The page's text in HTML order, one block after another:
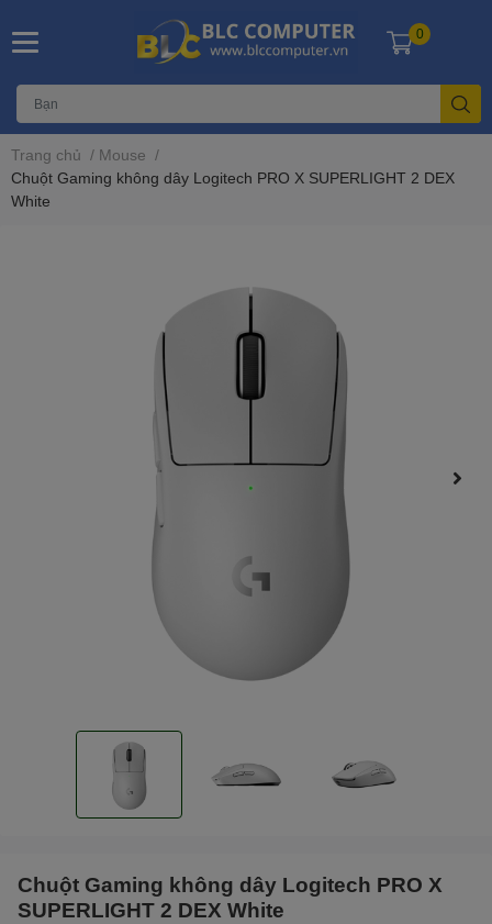
0
Trang chủ / Mouse /
Chuột Gaming không dây Logitech PRO X SUPERLIGHT 2 DEX
White
Chuột Gaming không dây Logitech PRO X
SUPERLIGHT 2 DEX White